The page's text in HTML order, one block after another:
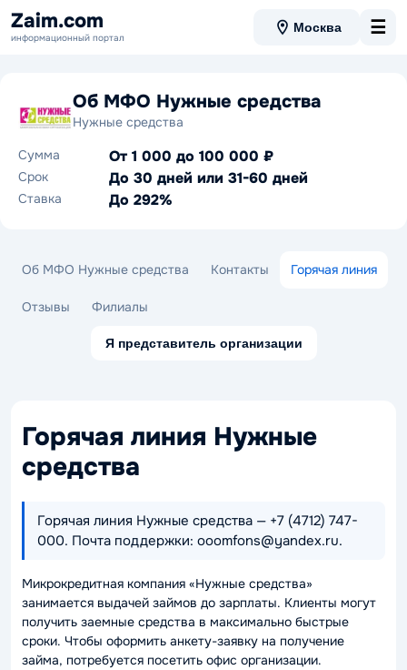
Zaim.com
информационный портал
Москва ☰
Об МФО Нужные средства
Нужные средства
Сумма
От 1 000 до 100 000 ₽
Срок До 30 дней или 31-60 дней
Ставка До 292%
Об МФО Нужные средства Контакты Горячая линия
Отзывы Филиалы
Я представитель организации
Горячая линия Нужные
средства
Горячая линия Нужные средства — +7 (4712) 747-
000. Почта поддержки: ooomfons@yandex.ru.
Микрокредитная компания «Нужные средства»
занимается выдачей займов до зарплаты. Клиенты могут
получить заемные средства в максимально быстрые
сроки. Чтобы оформить анкету-заявку на получение
займа, потребуется посетить офис организации.